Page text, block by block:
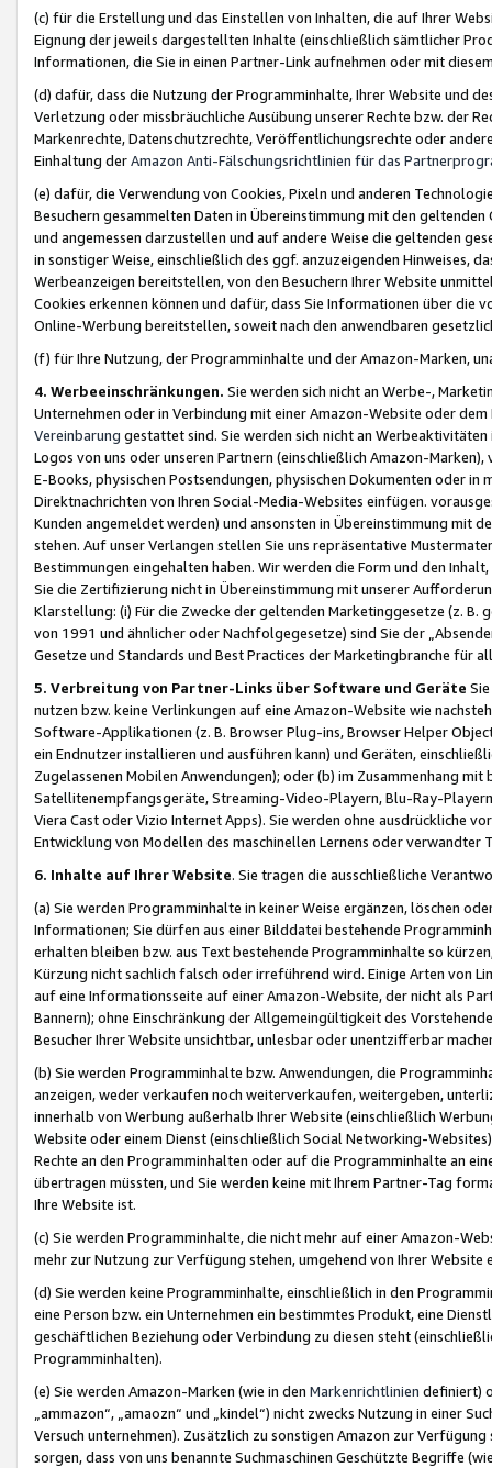
(c) für die Erstellung und das Einstellen von Inhalten, die auf Ihrer
Eignung der jeweils dargestellten Inhalte (einschließlich sämtlicher
Informationen, die Sie in einen Partner-Link aufnehmen oder mit
(d) dafür, dass die Nutzung der Programminhalte, Ihrer Website und
Verletzung oder missbräuchliche Ausübung unserer Rechte bzw. der
Markenrechte, Datenschutzrechte, Veröffentlichungsrechte oder
Einhaltung derAmazon Anti-Fälschungsrichtlinien für das
(e) dafür, die Verwendung von Cookies, Pixeln und anderen
Besuchern gesammelten Daten in Übereinstimmung mit den
und angemessen darzustellen und auf andere Weise die geltenden
in sonstiger Weise, einschließlich des ggf. anzuzeigenden Hinweises,
Werbeanzeigen bereitstellen, von den Besuchern Ihrer Website
Cookies erkennen können und dafür, dass Sie Informationen über die
Online-Werbung bereitstellen, soweit nach den anwendbaren
(f) für Ihre Nutzung, der Programminhalte und der Amazon-Marken,
4. Werbeeinschränkungen. Sie werden sich nicht an Werbe-,
Unternehmen oder in Verbindung mit einer Amazon-Website oder
Vereinbarung gestattet sind. Sie werden sich nicht an
Logos von uns oder unseren Partnern (einschließlich Amazon-
E-Books, physischen Postsendungen, physischen Dokumenten oder in
Direktnachrichten von Ihren Social-Media-Websites einfügen.
Kunden angemeldet werden) und ansonsten in Übereinstimmung mit
stehen. Auf unser Verlangen stellen Sie uns repräsentative
Bestimmungen eingehalten haben. Wir werden die Form und den
Sie die Zertifizierung nicht in Übereinstimmung mit unserer
Klarstellung: (i) Für die Zwecke der geltenden Marketinggesetze (z. B.
von 1991 und ähnlicher oder Nachfolgegesetze) sind Sie der
Gesetze und Standards und Best Practices der Marketingbranche für
5. Verbreitung von Partner-Links über Software und Geräte
nutzen bzw. keine Verlinkungen auf eine Amazon-Website wie
Software-Applikationen (z. B. Browser Plug-ins, Browser Helper
ein Endnutzer installieren und ausführen kann) und Geräten,
Zugelassenen Mobilen Anwendungen); oder (b) im Zusammenhang
Satellitenempfangsgeräte, Streaming-Video-Playern, Blu-Ray-
Viera Cast oder Vizio Internet Apps). Sie werden ohne ausdrückliche
Entwicklung von Modellen des maschinellen Lernens oder
6. Inhalte auf Ihrer Website. Sie tragen die ausschließliche
(a) Sie werden Programminhalte in keiner Weise ergänzen, löschen
Informationen; Sie dürfen aus einer Bilddatei bestehende
erhalten bleiben bzw. aus Text bestehende Programminhalte so
Kürzung nicht sachlich falsch oder irreführend wird. Einige Arten von
auf eine Informationsseite auf einer Amazon-Website, der nicht als
Bannern); ohne Einschränkung der Allgemeingültigkeit des
Besucher Ihrer Website unsichtbar, unlesbar oder unentzifferbar
(b) Sie werden Programminhalte bzw. Anwendungen, die
anzeigen, weder verkaufen noch weiterverkaufen, weitergeben,
innerhalb von Werbung außerhalb Ihrer Website (einschließlich
Website oder einem Dienst (einschließlich Social Networking-
Rechte an den Programminhalten oder auf die Programminhalte an
übertragen müssten, und Sie werden keine mit Ihrem Partner-Tag
Ihre Website ist.
(c) Sie werden Programminhalte, die nicht mehr auf einer Amazon-
mehr zur Nutzung zur Verfügung stehen, umgehend von Ihrer
(d) Sie werden keine Programminhalte, einschließlich in den
eine Person bzw. ein Unternehmen ein bestimmtes Produkt, eine
geschäftlichen Beziehung oder Verbindung zu diesen steht
Programminhalten).
(e) Sie werden Amazon-Marken (wie in den Markenrichtlinien definiert)
„ammazon“, „amaozn“ und „kindel“) nicht zwecks Nutzung in einer
Versuch unternehmen). Zusätzlich zu sonstigen Amazon zur
sorgen, dass von uns benannte Suchmaschinen Geschützte Begriffe